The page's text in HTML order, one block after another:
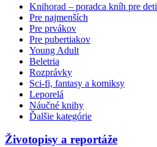
Knihorad – poradca kníh pre deti
Pre najmenších
Pre prvákov
Pre pubertiakov
Young Adult
Beletria
Rozprávky
Sci-fi, fantasy a komiksy
Leporelá
Náučné knihy
Ďalšie kategórie
Životopisy a reportáže